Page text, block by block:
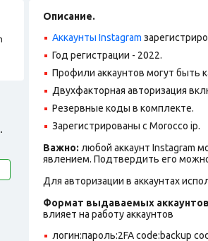
Описание.
Аккаунты Instagram
Год регистрации - 2022.
Профили аккаунтов могут быть
Двухфакторная авторизация
Резервные коды в комплекте.
Зарегистрированы с Morocco ip.
Важно: любой аккаунт Instagram
явлением. Подтвердить его
Для авторизации в аккаунтах
Формат выдаваемых
влияет на работу аккаунтов
логин:пароль:2FA code:backup